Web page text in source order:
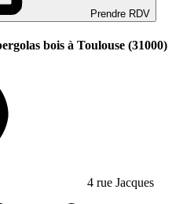
Prendre RDV
bois à Toulouse (31000)
4 rue Jacques